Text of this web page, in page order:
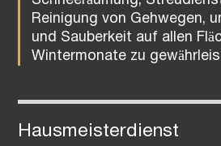
Reinigung von Gehwegen,
und Sauberkeit auf allen
Wintermonate zu
Hausmeisterdienst